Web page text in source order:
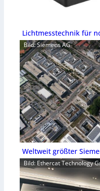
Lichtmesstechnik für
Bild: Siemens AG
Weltweit größter
Bild: Ethercat Technology